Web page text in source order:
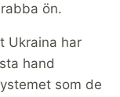
ön.
Ukraina har
hand
som de